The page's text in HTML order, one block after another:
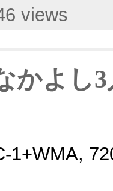
views
かよし
1+WMA,